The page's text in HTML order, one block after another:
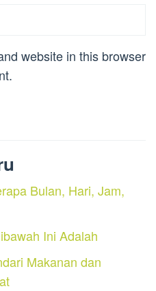
website in this browser
Bulan, Hari, Jam,
Ini Adalah
Makanan dan